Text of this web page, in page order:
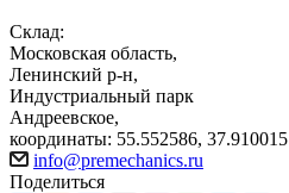
Склад:
Московская область,
Ленинский р-н,
Индустриальный парк
Андреевское,
координаты: 55.552586, 37.910015
info@premechanics.ru
Поделиться